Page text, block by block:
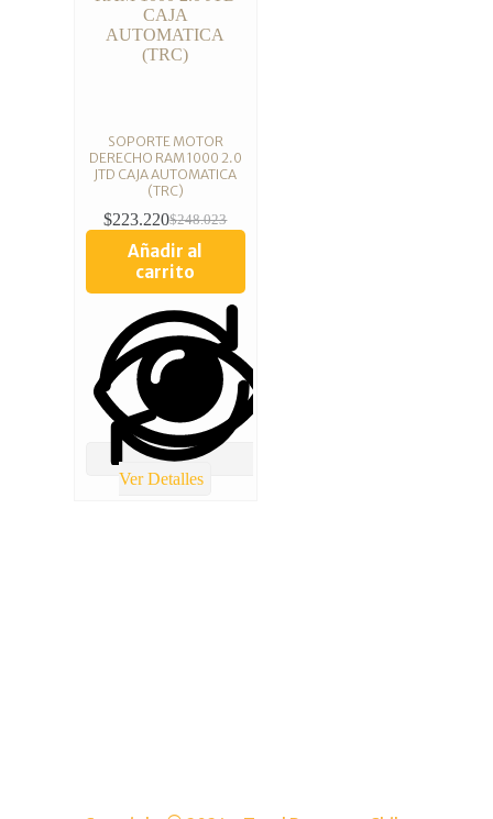
SOPORTE MOTOR
DERECHO RAM 1000 2.0
JTD CAJA AUTOMATICA
(TRC)
$248.023
$223.220
Añadir al
carrito
Ver Detalles